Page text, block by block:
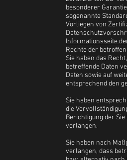
besonderer
sogenannte
Vorliegen von
Informationsseite
Rechte der
Sie haben das
betreffende Daten
Daten sowie auf
entsprechend den
Sie haben
die
Berichtigung der
verlangen.
Sie haben nach
verlangen, dass